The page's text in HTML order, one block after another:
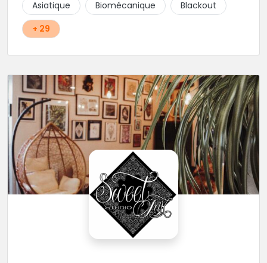
Asiatique
Biomécanique
Blackout
+ 29